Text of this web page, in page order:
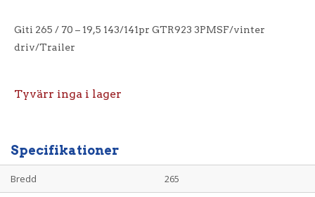
Giti 265 / 70 – 19,5 143/141pr GTR923 3PMSF/vinter
driv/Trailer
Tyvärr inga i lager
Specifikationer
Bredd 265